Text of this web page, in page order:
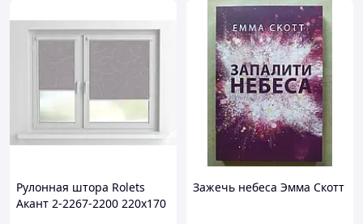
Рулонная штора Rolets
Акант 2-2267-2200 220x170
Зажечь небеса Эмма Скотт